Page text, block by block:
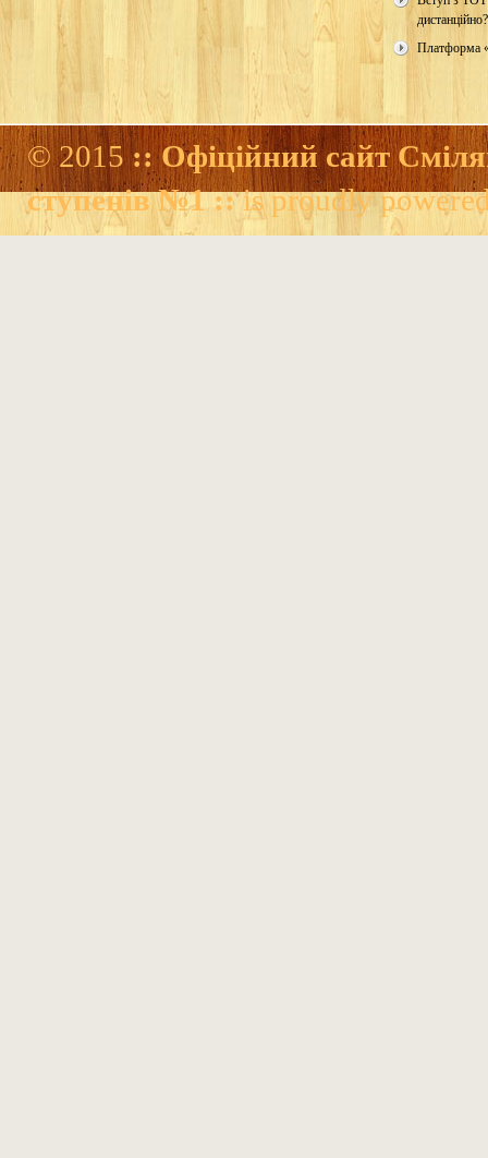
дистанційно?
Платформа
© 2015:: Офіційний сайт
ступенів №1 ::is proudly